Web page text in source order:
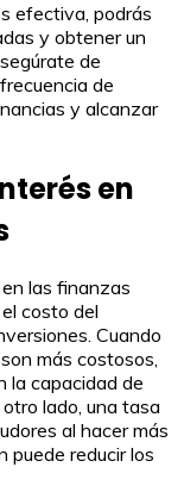
efectiva, podrás
y obtener un
de
de
y alcanzar
en
las finanzas
costo del
Cuando
más costosos,
la capacidad de
lado, una tasa
al hacer más
puede reducir los